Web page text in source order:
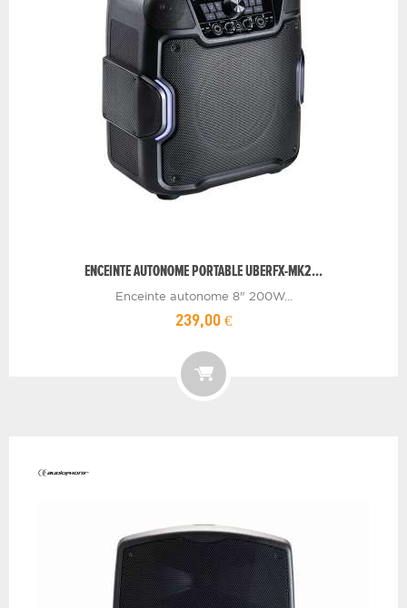
ENCEINTE AUTONOME PORTABLE UBERFX-MK2...
Enceinte autonome 8" 200W...
239,00 €